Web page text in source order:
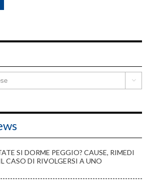

SI DORME PEGGIO? CAUSE, RIMEDI
CASO DI RIVOLGERSI A UNO